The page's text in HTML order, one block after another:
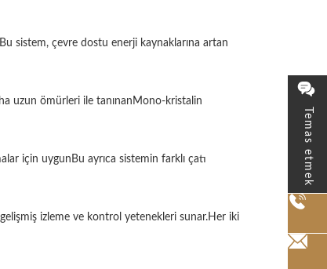
Temas etmek
sistem, çevre dostu enerji kaynaklarına artan
uzun ömürleri ile tanınanMono-kristalin
için uygunBu ayrıca sistemin farklı çatı
izleme ve kontrol yetenekleri sunar.Her iki